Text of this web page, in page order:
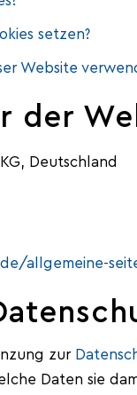
setzen?
Website
der
Deutschland
allgemeine-
zur
Daten sie